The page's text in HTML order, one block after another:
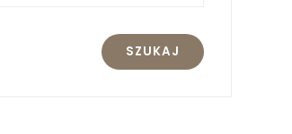
SZUKAJ